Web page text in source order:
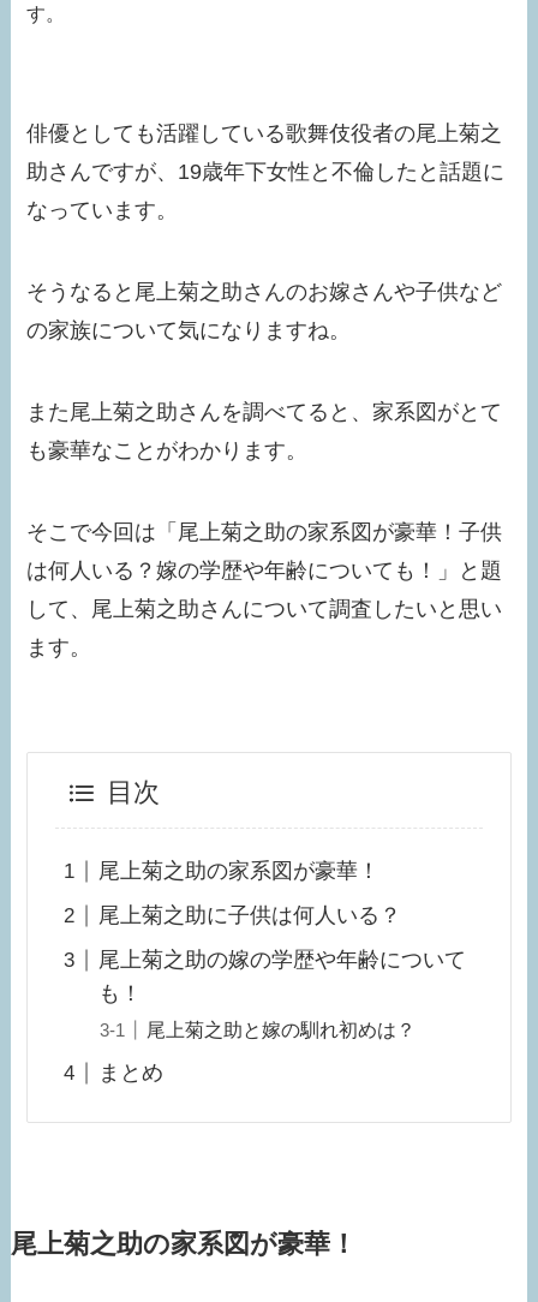
す。
俳優としても活躍している歌舞伎役者の尾上菊之
助さんですが、19歳年下女性と不倫したと話題に
なっています。
そうなると尾上菊之助さんのお嫁さんや子供など
の家族について気になりますね。
また尾上菊之助さんを調べてると、家系図がとて
も豪華なことがわかります。
そこで今回は「尾上菊之助の家系図が豪華！子供
は何人いる？嫁の学歴や年齢についても！」と題
して、尾上菊之助さんについて調査したいと思い
ます。
目次
尾上菊之助の家系図が豪華！
尾上菊之助に子供は何人いる？
尾上菊之助の嫁の学歴や年齢について
も！
尾上菊之助と嫁の馴れ初めは？
まとめ
尾上菊之助の家系図が豪華！